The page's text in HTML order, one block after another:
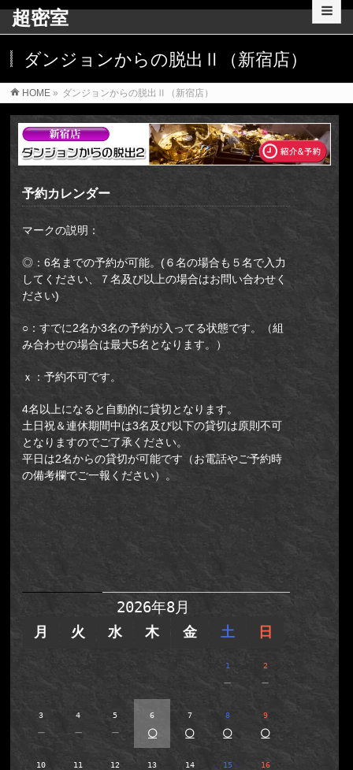
超密室
ダンジョンからの脱出Ⅱ（新宿店）
HOME » ダンジョンからの脱出Ⅱ（新宿店）
予約カレンダー
マークの説明：
◎：6名までの予約が可能。(６名の場合も５名で入力
してください、７名及び以上の場合はお問い合わせく
ださい)
○：すでに2名か3名の予約が入ってる状態です。（組
み合わせの場合は最大5名となります。）
ｘ：予約不可です。
4名以上になると自動的に貸切となります。
土日祝＆連休期間中は3名及び以下の貸切は原則不可
となりますのでご了承ください。
平日は2名からの貸切が可能です（お電話やご予約時
の備考欄でご一報ください）。
【新予約システム】新宿店(集合
ビルB2)／ダンジョンからの脱出
2026年8月
月 火 水 木 金 土 日
1
－
2
－
3
－
4
－
5
－
6
○
7
○
8
○
9
○
10 11 12 13 14 15 16